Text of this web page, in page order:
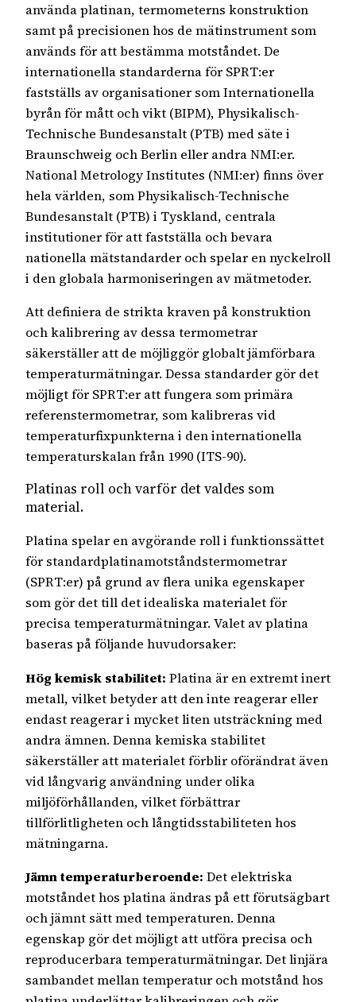
använda platinan, termometerns konstruktion
samt på precisionen hos de mätinstrument som
används för att bestämma motståndet. De
internationella standarderna för SPRT:er
fastställs av organisationer som Internationella
byrån för mått och vikt (BIPM), Physikalisch-
Technische Bundesanstalt (PTB) med säte i
Braunschweig och Berlin eller andra NMI:er.
National Metrology Institutes (NMI:er) finns över
hela världen, som Physikalisch-Technische
Bundesanstalt (PTB) i Tyskland, centrala
institutioner för att fastställa och bevara
nationella mätstandarder och spelar en nyckelroll
i den globala harmoniseringen av mätmetoder.
Att definiera de strikta kraven på konstruktion
och kalibrering av dessa termometrar
säkerställer att de möjliggör globalt jämförbara
temperaturmätningar. Dessa standarder gör det
möjligt för SPRT:er att fungera som primära
referenstermometrar, som kalibreras vid
temperaturfixpunkterna i den internationella
temperaturskalan från 1990 (ITS-90).
Platinas roll och varför det valdes som
material.
Platina spelar en avgörande roll i funktionssättet
för standardplatinamotståndstermometrar
(SPRT:er) på grund av flera unika egenskaper
som gör det till det idealiska materialet för
precisa temperaturmätningar. Valet av platina
baseras på följande huvudorsaker:
Hög kemisk stabilitet: Platina är en extremt inert
metall, vilket betyder att den inte reagerar eller
endast reagerar i mycket liten utsträckning med
andra ämnen. Denna kemiska stabilitet
säkerställer att materialet förblir oförändrat även
vid långvarig användning under olika
miljöförhållanden, vilket förbättrar
tillförlitligheten och långtidsstabiliteten hos
mätningarna.
Jämn temperaturberoende: Det elektriska
motståndet hos platina ändras på ett förutsägbart
och jämnt sätt med temperaturen. Denna
egenskap gör det möjligt att utföra precisa och
reproducerbara temperaturmätningar. Det linjära
sambandet mellan temperatur och motstånd hos